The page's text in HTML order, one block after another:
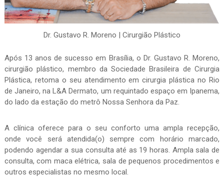
Dr. Gustavo R. Moreno | Cirurgião Plástico
Após 13 anos de sucesso em Brasília, o Dr. Gustavo R. Moreno,
cirurgião plástico, membro da Sociedade Brasileira de Cirurgia
Plástica, retoma o seu atendimento em cirurgia plástica no Rio
de Janeiro, na L&A Dermato, um requintado espaço em Ipanema,
do lado da estação do metrô Nossa Senhora da Paz.
A clínica oferece para o seu conforto uma ampla recepção,
onde você será atendida(o) sempre com horário marcado,
podendo agendar a sua consulta até as 19 horas. Ampla sala de
consulta, com maca elétrica, sala de pequenos procedimentos e
outros especialistas no mesmo local.